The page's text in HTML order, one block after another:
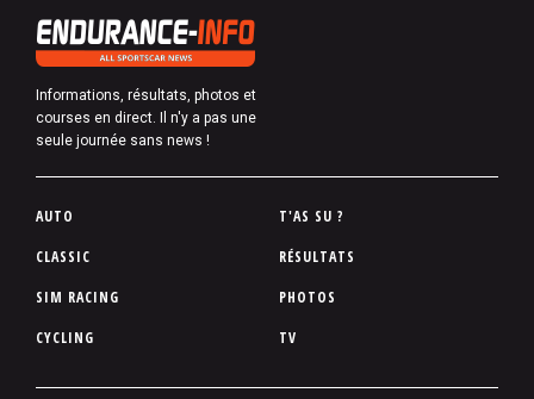
Informations, résultats, photos et
courses en direct. Il n'y a pas une
seule journée sans news !
P
d
d
p
AUTO
CLASSIC
SIM RACING
CYCLING
T'AS SU ?
RÉSULTATS
PHOTOS
TV